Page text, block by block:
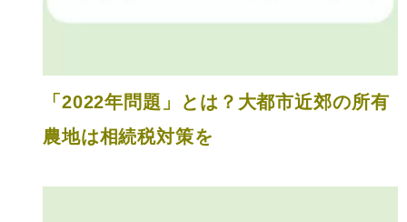
「2022年問題」とは？大都市近郊の所有
農地は相続税対策を